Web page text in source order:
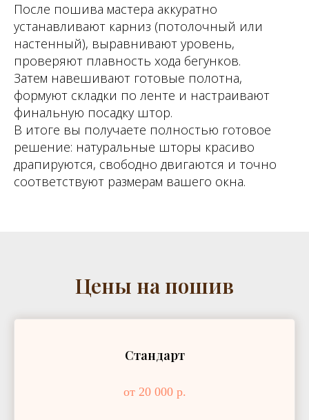
После пошива мастера аккуратно
устанавливают карниз (потолочный или
настенный), выравнивают уровень,
проверяют плавность хода бегунков.
Затем навешивают готовые полотна,
формуют складки по ленте и настраивают
финальную посадку штор.
В итоге вы получаете полностью готовое
решение: натуральные шторы красиво
драпируются, свободно двигаются и точно
соответствуют размерам вашего окна.
Цены на пошив
Стандарт
от 20 000 р.